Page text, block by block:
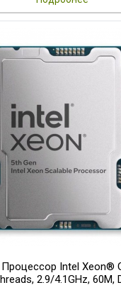
Intel Xeon®
2.9/4.1GHz, 60M,